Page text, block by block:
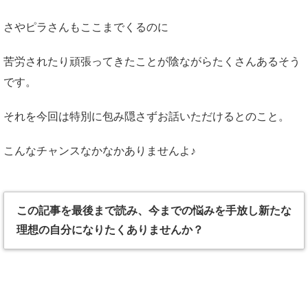
さやピラさんもここまでくるのに
苦労されたり頑張ってきたことが陰ながらたくさんあるそう
です。
それを今回は特別に包み隠さずお話いただけるとのこと。
こんなチャンスなかなかありませんよ♪
この記事を最後まで読み、今までの悩みを手放し新たな
理想の自分になりたくありませんか？